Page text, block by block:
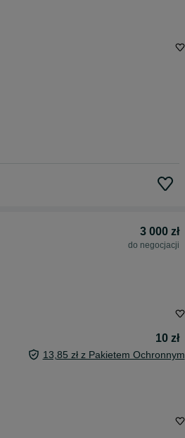
3 000 zł
do negocjacji
10 zł
13,85 zł z Pakietem Ochronnym